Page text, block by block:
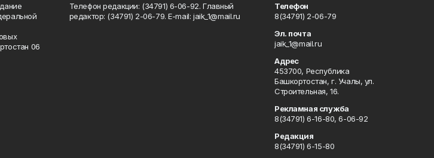
06
Телефон редакции: (34791) 6-06-92. Главный
редактор: (34791) 2-06-79. Е-mаil: jaik_1@mail.ru
Телефон
8(34791) 2-06-79
Эл. почта
jaik_1@mail.ru
Адрес
453700, Республика
Башкортостан, г. Учалы, ул.
Строительная, 16.
Рекламная служба
8(34791) 6-16-80, 6-06-92
Редакция
8(34791) 6-15-80